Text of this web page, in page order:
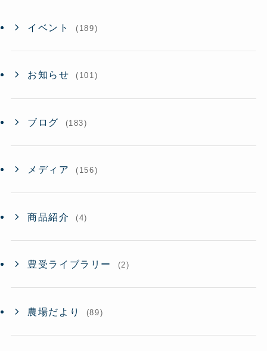
イベント (189)
お知らせ (101)
ブログ (183)
メディア (156)
商品紹介 (4)
豊受ライブラリー (2)
農場だより (89)